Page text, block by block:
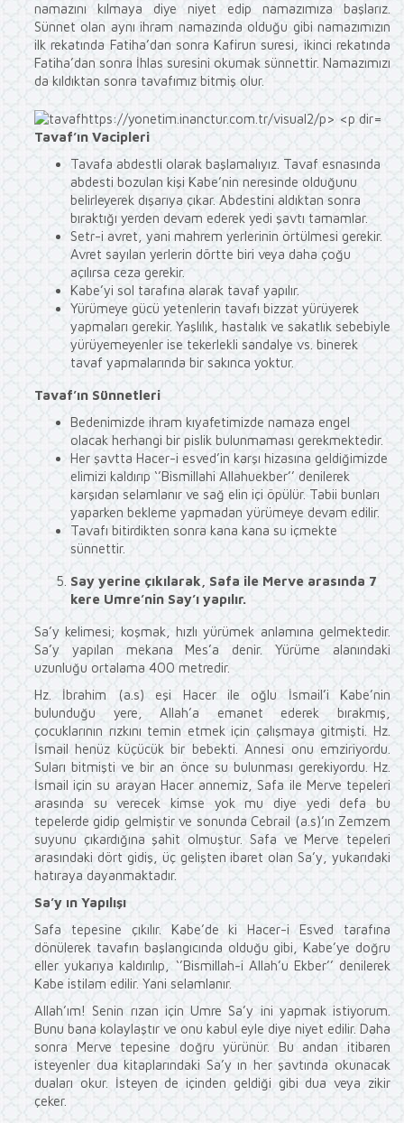
namazını kılmaya diye niyet edip namazımıza başlarız.
Sünnet olan aynı ihram namazında olduğu gibi namazımızın
ilk rekatında Fatiha’dan sonra Kafirun suresi, ikinci rekatında
Fatiha’dan sonra İhlas suresini okumak sünnettir. Namazımızı
da kıldıktan sonra tavafımız bitmiş olur.
Tavaf’ın Vacipleri
Tavafa abdestli olarak başlamalıyız. Tavaf esnasında
abdesti bozulan kişi Kabe’nin neresinde olduğunu
belirleyerek dışarıya çıkar. Abdestini aldıktan sonra
bıraktığı yerden devam ederek yedi şavtı tamamlar.
Setr-i avret, yani mahrem yerlerinin örtülmesi gerekir.
Avret sayılan yerlerin dörtte biri veya daha çoğu
açılırsa ceza gerekir.
Kabe’yi sol tarafına alarak tavaf yapılır.
Yürümeye gücü yetenlerin tavafı bizzat yürüyerek
yapmaları gerekir. Yaşlılık, hastalık ve sakatlık sebebiyle
yürüyemeyenler ise tekerlekli sandalye vs. binerek
tavaf yapmalarında bir sakınca yoktur.
Tavaf’ın Sünnetleri
Bedenimizde ihram kıyafetimizde namaza engel
olacak herhangi bir pislik bulunmaması gerekmektedir.
Her şavtta Hacer-i esved’in karşı hizasına geldiğimizde
elimizi kaldırıp ‘’Bismillahi Allahuekber’’ denilerek
karşıdan selamlanır ve sağ elin içi öpülür. Tabii bunları
yaparken bekleme yapmadan yürümeye devam edilir.
Tavafı bitirdikten sonra kana kana su içmekte
sünnettir.
Say yerine çıkılarak, Safa ile Merve arasında 7
kere Umre’nin Say’ı yapılır.
Sa’y kelimesi; koşmak, hızlı yürümek anlamına gelmektedir.
Sa’y yapılan mekana Mes’a denir. Yürüme alanındaki
uzunluğu ortalama 400 metredir.
Hz. İbrahim (a.s) eşi Hacer ile oğlu İsmail’i Kabe’nin
bulunduğu yere, Allah’a emanet ederek bırakmış,
çocuklarının rızkını temin etmek için çalışmaya gitmişti. Hz.
İsmail henüz küçücük bir bebekti. Annesi onu emziriyordu.
Suları bitmişti ve bir an önce su bulunması gerekiyordu. Hz.
İsmail için su arayan Hacer annemiz, Safa ile Merve tepeleri
arasında su verecek kimse yok mu diye yedi defa bu
tepelerde gidip gelmiştir ve sonunda Cebrail (a.s)’ın Zemzem
suyunu çıkardığına şahit olmuştur. Safa ve Merve tepeleri
arasındaki dört gidiş, üç gelişten ibaret olan Sa’y, yukarıdaki
hatıraya dayanmaktadır.
Sa’y ın Yapılışı
Safa tepesine çıkılır. Kabe’de ki Hacer-i Esved tarafına
dönülerek tavafın başlangıcında olduğu gibi, Kabe’ye doğru
eller yukarıya kaldırılıp, ‘’Bismillah-i Allah’u Ekber’’ denilerek
Kabe istilam edilir. Yani selamlanır.
Allah’ım! Senin rızan için Umre Sa’y ini yapmak istiyorum.
Bunu bana kolaylaştır ve onu kabul eyle diye niyet edilir. Daha
sonra Merve tepesine doğru yürünür. Bu andan itibaren
isteyenler dua kitaplarındaki Sa’y ın her şavtında okunacak
duaları okur. İsteyen de içinden geldiği gibi dua veya zikir
çeker.